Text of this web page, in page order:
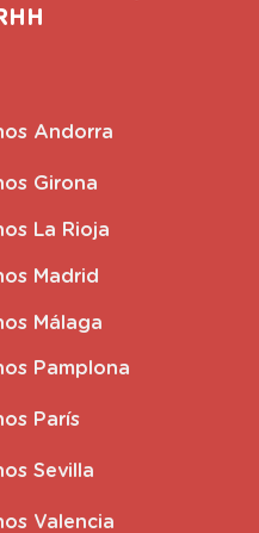
Andorra
Girona
La Rioja
Madrid
Málaga
Pamplona
París
Sevilla
Valencia